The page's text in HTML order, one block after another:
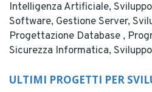
Intelligenza Artificiale,
Software, Gestione Server,
Progettazione Database ,
Sicurezza Informatica,
ULTIMI PROGETTI PER